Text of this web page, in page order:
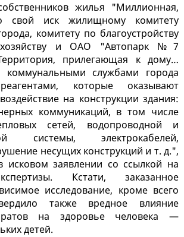
жилья "Миллионная,
свой иск жилищному комитету
комитету по благоустройству
и ОАО "Автопарк №7
прилегающая к дому…
коммунальными службами города
которые оказывают
на конструкции здания:
коммуникаций, в том числе
сетей, водопроводной и
системы, электрокабелей,
несущих конструкций и т. д.",
заявлении со ссылкой на
Кстати, заказанное
исследование, кроме всего
также вредное влияние
на здоровье человека —
детей.